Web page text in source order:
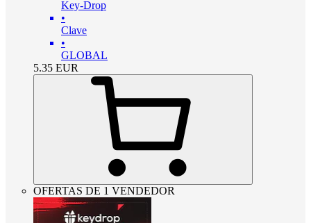
Key-Drop
•
Clave
•
GLOBAL
5.35 EUR
OFERTAS DE 1 VENDEDOR